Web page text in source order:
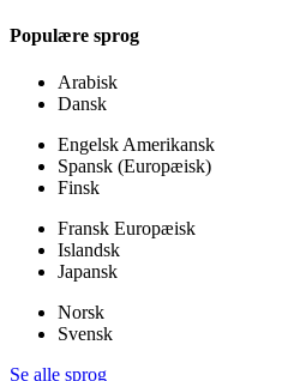
Populære sprog
Arabisk
Dansk
Engelsk Amerikansk
Spansk (Europæisk)
Finsk
Fransk Europæisk
Islandsk
Japansk
Norsk
Svensk
Se alle sprog